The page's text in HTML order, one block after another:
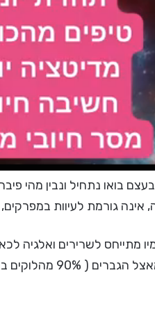
בואו נתחיל ונבין מהי
אינה גורמת לעיוות
הינם בגילאים 50 – 20.